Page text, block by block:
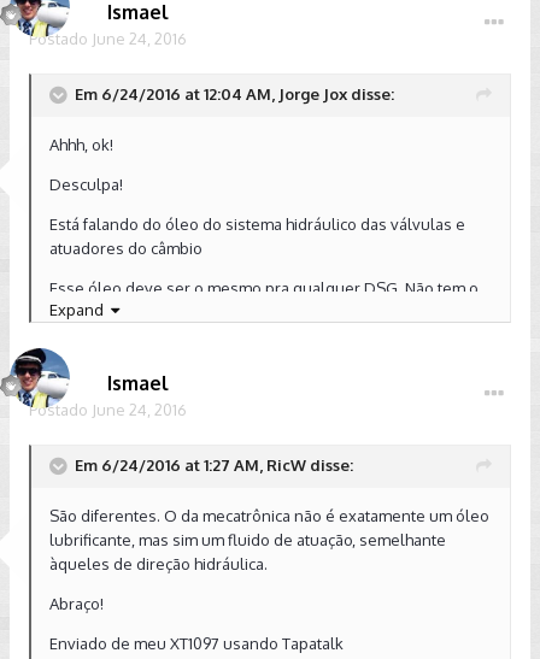
Ismael
Postado June 24, 2016
Em 6/24/2016 at 12:04 AM, Jorge Jox disse:
Ahhh, ok!
Desculpa!
Está falando do óleo do sistema hidráulico das válvulas e
atuadores do câmbio
Esse óleo deve ser o mesmo pra qualquer DSG. Não tem o
pq de não ser
Expand
Ismael
Postado June 24, 2016
Em 6/24/2016 at 1:27 AM, RicW disse:
São diferentes. O da mecatrônica não é exatamente um óleo
lubrificante, mas sim um fluido de atuação, semelhante
àqueles de direção hidráulica.
Abraço!
Enviado de meu XT1097 usando Tapatalk